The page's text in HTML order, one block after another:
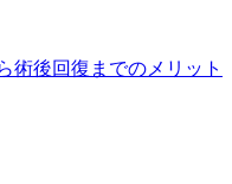
術後回復までのメリット